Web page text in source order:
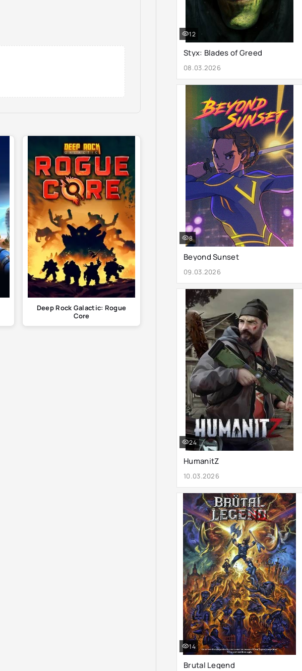
Deep Rock Galactic: Rogue
Core
Styx: Blades of Greed
08.03.2026
12
Beyond Sunset
09.03.2026
8
HumanitZ
10.03.2026
24
Brutal Legend
14